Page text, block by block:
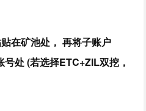
在矿池处， 再将子账户
处 (若选择ETC+ZIL双挖，